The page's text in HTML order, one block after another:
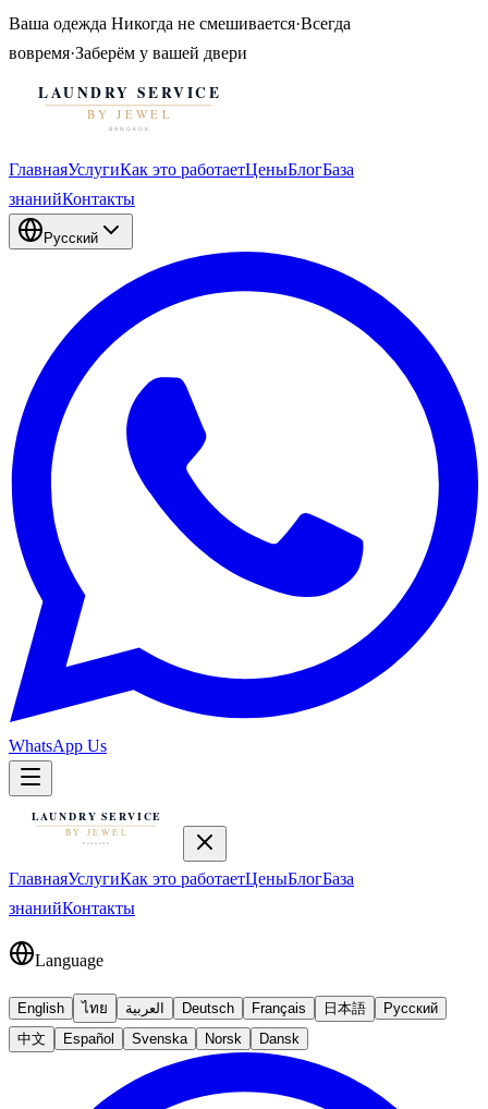
Ваша одежда Никогда не смешивается·Всегда
вовремя·Заберём у вашей двери
ГлавнаяУслугиКак это работаетЦеныБлогБаза
знанийКонтакты
Русский
WhatsApp Us
ГлавнаяУслугиКак это работаетЦеныБлогБаза
знанийКонтакты
Language
English ไทย العربية Deutsch Français 日本語
Русский
中文
Español Svenska Norsk Dansk